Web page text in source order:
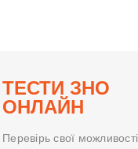
ТЕСТИ ЗНО
ОНЛАЙН
Перевірь свої можливості,